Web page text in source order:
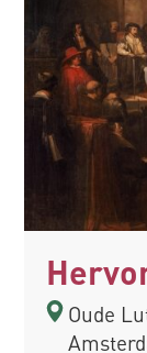
Oude